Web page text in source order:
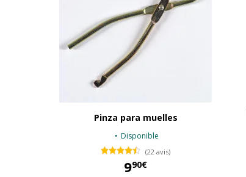
Pinza para muelles
Disponible
(22 avis)
990€